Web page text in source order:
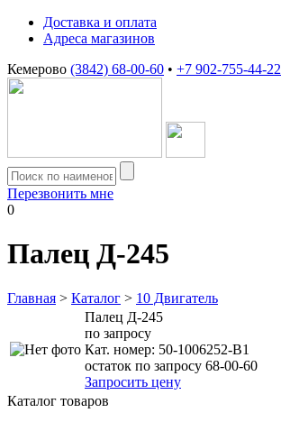
Доставка и оплата
Адреса магазинов
Кемерово (3842) 68-00-60 • +7 902-755-44-22
Перезвонить мне
0
Палец Д-245
Главная > Каталог > 10 Двигатель
Палец Д-245
по запросу
Кат. номер: 50-1006252-В1
остаток по запросу 68-00-60
Запросить цену
Каталог товаров